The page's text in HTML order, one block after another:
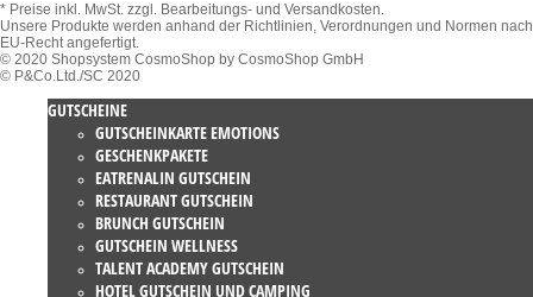
* Preise inkl. MwSt. zzgl. Bearbeitungs- und Versandkosten.
Unsere Produkte werden anhand der Richtlinien, Verordnungen und Normen nach
EU-Recht angefertigt.
© 2020 Shopsystem CosmoShop by CosmoShop GmbH
© P&Co.Ltd./SC 2020
GUTSCHEINE
GUTSCHEINKARTE EMOTIONS
GESCHENKPAKETE
EATRENALIN GUTSCHEIN
RESTAURANT GUTSCHEIN
BRUNCH GUTSCHEIN
GUTSCHEIN WELLNESS
TALENT ACADEMY GUTSCHEIN
HOTEL GUTSCHEIN UND CAMPING